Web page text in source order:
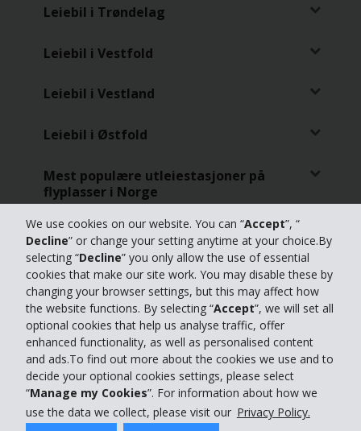
We use cookies on our website. You can “Accept”, “
Decline” or change your setting anytime at your choice.By
selecting “Decline” you only allow the use of essential
cookies that make our site work. You may disable these by
changing your browser settings, but this may affect how
the website functions. By selecting “Accept”, we will set all
optional cookies that help us analyse traffic, offer
enhanced functionality, as well as personalised content
and ads.To find out more about the cookies we use and to
decide your optional cookies settings, please select
“Manage my Cookies”. For information about how we
use the data we collect, please visit our Privacy Policy.
Leiebil i Trøndelag
Leiebil i Vestfold
Leiebil i Vestland
Leiebil i Østfold
Mest populære utleiestasjoner på
flyplasser i Norge
Mest populære utleiestasjoner i
bysentrum i Norge
Toppsteder i Norge
© 2026 The Hertz Corporation
​First Rent a Car Norway AS | Org.nr 985588392 | Hertz International
© 2026 The Hertz Corporation - All Rights Reserved